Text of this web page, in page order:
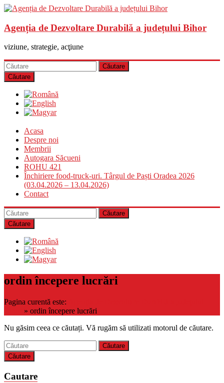
Agenția de Dezvoltare Durabilă a județului Bihor
viziune, strategie, acţiune
Căutare
Acasa
Despre noi
Membrii
Autogara Săcueni
ROHU 421
Închiriere food-truck-uri. Târgul de Paști Oradea 2026
(03.04.2026 – 13.04.2026)
Contact
Căutare
ordin începere lucrări
Pagina curentă este:
» ordin începere lucrări
Nu găsim ceea ce căutați. Vă rugăm să utilizati motorul de căutare.
Căutare
Cautare